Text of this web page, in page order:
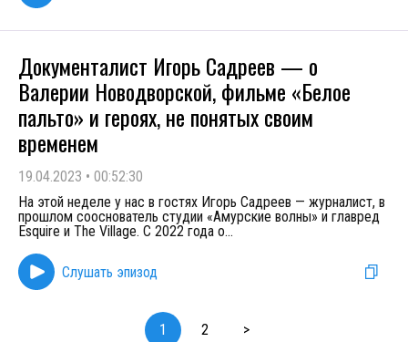
Документалист Игорь Садреев — о
Валерии Новодворской, фильме «Белое
пальто» и героях, не понятых своим
временем
19.04.2023 • 00:52:30
На этой неделе у нас в гостях Игорь Садреев — журналист, в
прошлом сооснователь студии «Амурские волны» и главред
Esquire и The Village. С 2022 года о...
Слушать эпизод
1 2 >